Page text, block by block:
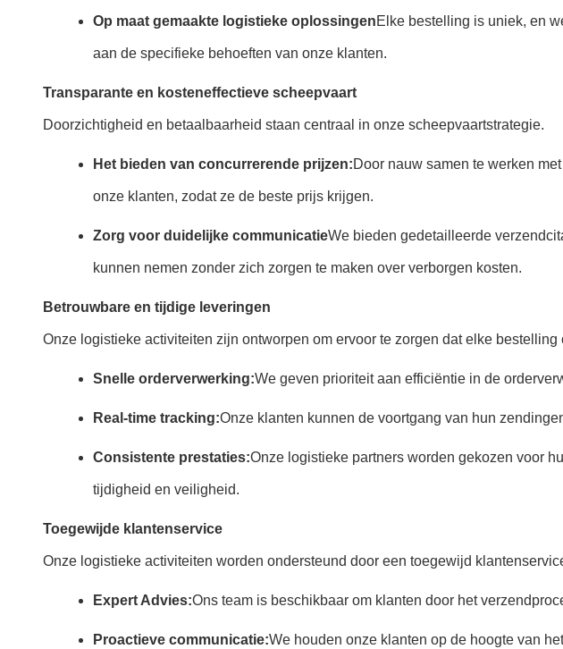
Op maat gemaakte logistieke oplossingenElke bestelling is uniek, en
aan de specifieke behoeften van onze klanten.
Transparante en kosteneffectieve scheepvaart
Doorzichtigheid en betaalbaarheid staan centraal in onze scheepvaartstrategie.
Het bieden van concurrerende prijzen:Door nauw samen te werken
onze klanten, zodat ze de beste prijs krijgen.
Zorg voor duidelijke communicatieWe bieden gedetailleerde
kunnen nemen zonder zich zorgen te maken over verborgen kosten.
Betrouwbare en tijdige leveringen
Onze logistieke activiteiten zijn ontworpen om ervoor te zorgen dat elke
Snelle orderverwerking:We geven prioriteit aan efficiëntie in de
Real-time tracking:Onze klanten kunnen de voortgang van hun
Consistente prestaties:Onze logistieke partners worden gekozen voor
tijdigheid en veiligheid.
Toegewijde klantenservice
Onze logistieke activiteiten worden ondersteund door een toegewijd
Expert Advies:Ons team is beschikbaar om klanten door het
Proactieve communicatie:We houden onze klanten op de hoogte van